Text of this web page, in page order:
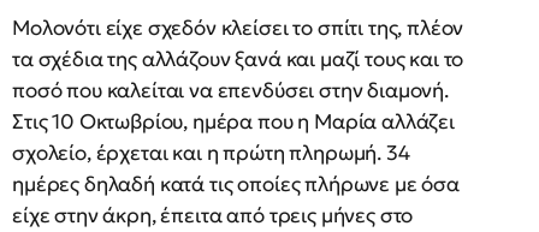
Μολονότι είχε σχεδόν κλείσει το σπίτι της, πλέον
τα σχέδια της αλλάζουν ξανά και μαζί τους και το
ποσό που καλείται να επενδύσει στην διαμονή.
Στις 10 Οκτωβρίου, ημέρα που η Μαρία αλλάζει
σχολείο, έρχεται και η πρώτη πληρωμή. 34
ημέρες δηλαδή κατά τις οποίες πλήρωνε με όσα
είχε στην άκρη, έπειτα από τρεις μήνες στο